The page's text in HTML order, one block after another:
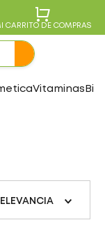
CARRITO DE COMPRAS
Vitaminas